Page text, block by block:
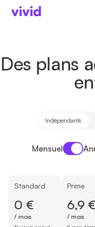
Des plans
Indépendants
MensuelPayment
Standard
0 €
/ mois
Prime
6,9 €
/ mois